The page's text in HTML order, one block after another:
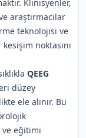
Klinisyenler,
araştırmacılar
teknolojisi ve
noktasını
QEEG
düzey
ele alınır. Bu
eğitimi